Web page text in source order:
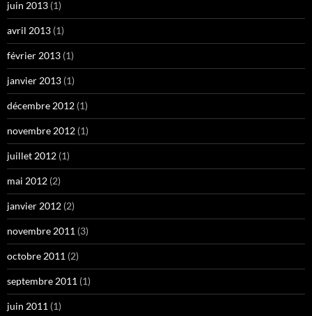
juin 2013 (1)
avril 2013 (1)
février 2013 (1)
janvier 2013 (1)
décembre 2012 (1)
novembre 2012 (1)
juillet 2012 (1)
mai 2012 (2)
janvier 2012 (2)
novembre 2011 (3)
octobre 2011 (2)
septembre 2011 (1)
juin 2011 (1)